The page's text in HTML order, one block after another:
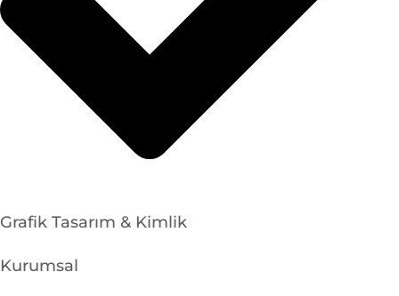
Grafik Tasarım & Kimlik
Kurumsal